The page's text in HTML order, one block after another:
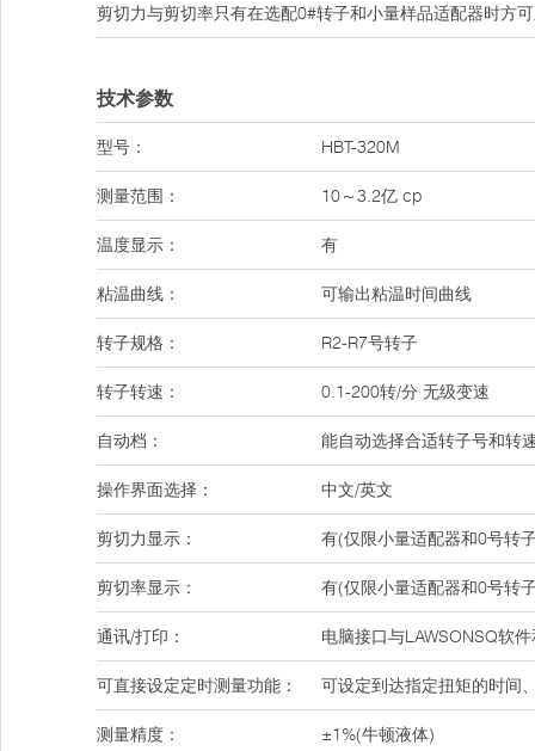
剪切力与剪切率只有在选配0#转子和小量样品适配器时方
技术参数
型号： HBT-320M
测量范围： 10～3.2亿 cp
温度显示： 有
粘温曲线： 可输出粘温时间曲线
转子规格： R2-R7号转子
转子转速： 0.1-200转/分 无级变速
自动档： 能自动选择合适转子号和转
操作界面选择： 中文/英文
剪切力显示： 有(仅限小量适配器和0号转
剪切率显示： 有(仅限小量适配器和0号转
通讯/打印： 电脑接口与LAWSONSQ软
可直接设定定时测量功能： 可设定到达指定扭矩的时间
测量精度： ±1%(牛顿液体)